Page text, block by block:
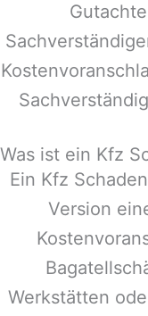
Was ist ein Kfz
Ein Kfz
Version
Werkstätten